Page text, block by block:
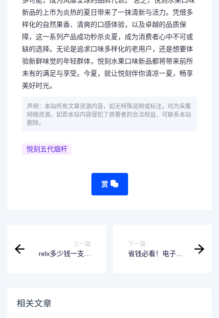
新品的上市为炎热的夏日带来了一抹清新与活力。凭借多
样化的自然果香、清爽的口感体验，以及卓越的品质保
障，这一系列产品成功秒杀炎夏，成为消费者心中不可或
缺的选择。无论是追求口味多样化的老用户，还是想要体
验新鲜味觉的年轻群体，悦刻水果口味新品都将带来前所
未有的满足与享受。今夏，就让悦刻伴你清凉一夏，畅享
美好时光。
声明：本站所有文章资源内容，如无特殊说明或标注，均为采集
网络资源。如若本站内容侵犯了原著者的合法权益，可联系本站
删除。
悦刻五代烟杆
赏
上一篇
relx多少钱一支？
下一篇
省钱必看！电子烟
相关文章